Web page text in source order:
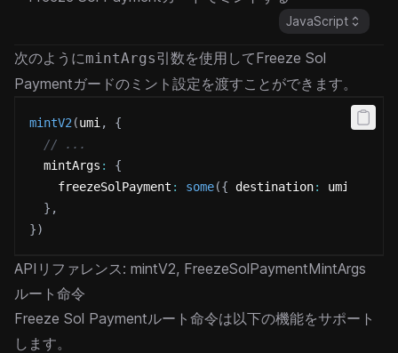
JavaScript
次のようにmintArgs引数を使用してFreeze Sol
Paymentガードのミント設定を渡すことができます。
mintV2 (umi ,
{
// ...
  mintArgs
:
{
    freezeSolPayment
: some({ destination: umi
} ,
})
APIリファレンス: mintV2, FreezeSolPaymentMintArgs
ルート命令
Freeze Sol Paymentルート命令は以下の機能をサポート
します。